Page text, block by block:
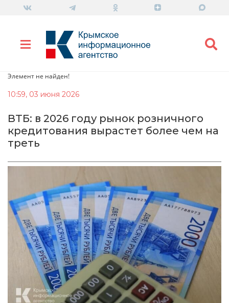
Элемент не найден!
10:59, 03 июня 2026
ВТБ: в 2026 году рынок розничного
кредитования вырастет более чем на
треть